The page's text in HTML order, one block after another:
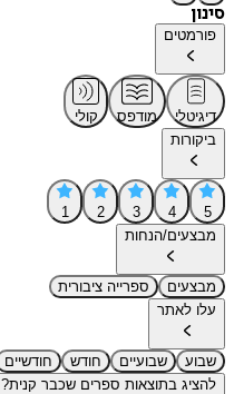
סינון
פורמטים
דיגיטלי מודפס
קולי
ביקורות
5
4
3
2
1
מבצעים/הנחות
מבצעים
ספרייה ציבורית
עלו לאתר
שבוע שבועיים חודש
חודשיים
להציג בתוצאות ספרים שכבר קנית?